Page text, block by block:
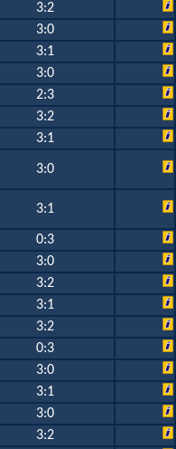
3:2
3:0
3:1
3:0
2:3
3:2
3:1
3:0
3:1
0:3
3:0
3:2
3:1
3:2
0:3
3:0
3:1
3:0
3:2